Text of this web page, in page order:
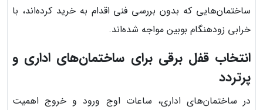
ساختمان‌هایی که بدون بررسی فنی اقدام به خرید کرده‌اند، با
خرابی زودهنگام بوبین مواجه شده‌اند.
انتخاب قفل برقی برای ساختمان‌های اداری و
پرتردد
در ساختمان‌های اداری، ساعات اوج ورود و خروج اهمیت